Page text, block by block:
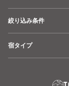
絞り込み条件
宿タイプ